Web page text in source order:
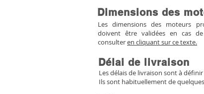
Dimensions des
Les dimensions des moteurs
doivent être validées en cas
consulteren cliquant sur ce texte.
Délai de livraison
Les délais de livraison sont à
Ils sont habituellement de